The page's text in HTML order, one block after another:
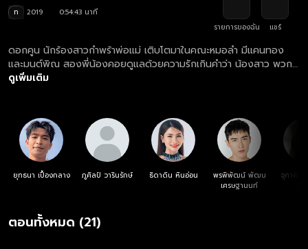
ท 2019
0:54:43 นาที
รายการของฉัน
แชร์
ดอกคูน นักร้องสาวกําพร้าพ่อแม่ เติบโตมาในคณะหมอลํา มีแคนทอง
และมนต์พิณ สองพี่น้องคอยดูแลด้วยความรักเกินคําว่า น้องสาว พวก
เขาต้องเจอกับบทพิสูจน์รักแท้ ท่ามกลางปัญหาต่างๆ และเสียงเพลงอัน
ดูเพิ่มเติม
ยุทธนา เปื้องกลาง ภูศิลป์ วารินรักษ์ ธิดาดิน หินอ่อน
พรพิพัฒน์ พัฒน
เศรษฐานนท์
จุฑาพิช
ตอนทั้งหมด (21)